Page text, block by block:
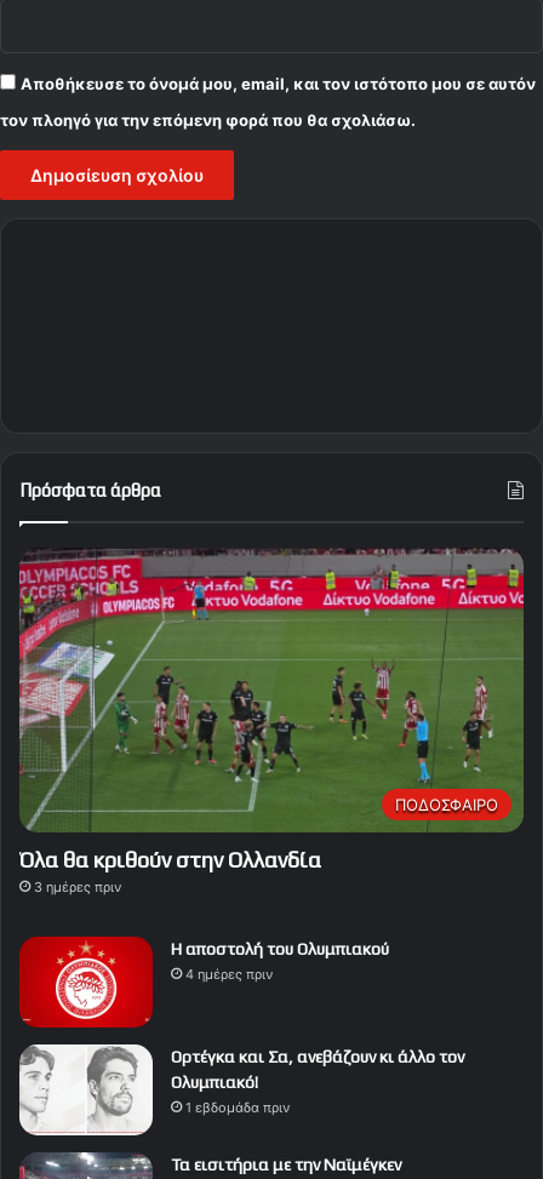
Αποθήκευσε το όνομά μου, email, και τον ιστότοπο μου σε αυτόν
τον πλοηγό για την επόμενη φορά που θα σχολιάσω.
Πρόσφατα άρθρα
ΠΟΔΟΣΦΑΙΡΟ
Όλα θα κριθούν στην Ολλανδία
3 ημέρες πριν
Η αποστολή του Ολυμπιακού
4 ημέρες πριν
Ορτέγκα και Σα, ανεβάζουν κι άλλο τον
Ολυμπιακό!
1 εβδομάδα πριν
Τα εισιτήρια με την Ναϊμέγκεν